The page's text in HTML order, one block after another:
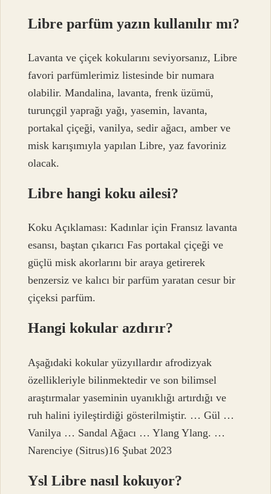
Libre parfüm yazın kullanılır mı?
Lavanta ve çiçek kokularını seviyorsanız, Libre
favori parfümlerimiz listesinde bir numara
olabilir. Mandalina, lavanta, frenk üzümü,
turunçgil yaprağı yağı, yasemin, lavanta,
portakal çiçeği, vanilya, sedir ağacı, amber ve
misk karışımıyla yapılan Libre, yaz favoriniz
olacak.
Libre hangi koku ailesi?
Koku Açıklaması: Kadınlar için Fransız lavanta
esansı, baştan çıkarıcı Fas portakal çiçeği ve
güçlü misk akorlarını bir araya getirerek
benzersiz ve kalıcı bir parfüm yaratan cesur bir
çiçeksi parfüm.
Hangi kokular azdırır?
Aşağıdaki kokular yüzyıllardır afrodizyak
özellikleriyle bilinmektedir ve son bilimsel
araştırmalar yaseminin uyanıklığı artırdığı ve
ruh halini iyileştirdiği gösterilmiştir. … Gül …
Vanilya … Sandal Ağacı … Ylang Ylang. …
Narenciye (Sitrus)16 Şubat 2023
Ysl Libre nasıl kokuyor?